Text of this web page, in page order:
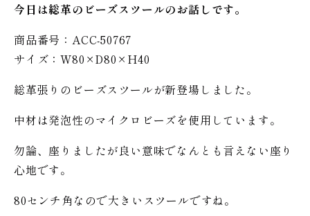
今日は総革のビーズスツールのお話しです。
商品番号：ACC-50767
サイズ：W80×D80×H40
総革張りのビーズスツールが新登場しました。
中材は発泡性のマイクロビーズを使用しています。
勿論、座りましたが良い意味でなんとも言えない座り
心地です。
80センチ角なので大きいスツールですね。